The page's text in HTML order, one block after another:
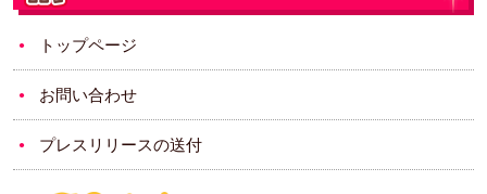
トップページ
お問い合わせ
プレスリリースの送付